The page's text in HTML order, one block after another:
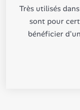
Très utilisés
sont pour
bénéficier